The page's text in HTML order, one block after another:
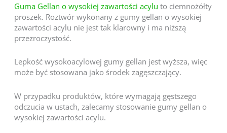
Guma Gellan o wysokiej zawartości acylu to ciemnożółty
proszek. Roztwór wykonany z gumy gellan o wysokiej
zawartości acylu nie jest tak klarowny i ma niższą
przezroczystość.
Lepkość wysokoacylowej gumy gellan jest wyższa, więc
może być stosowana jako środek zagęszczający.
W przypadku produktów, które wymagają gęstszego
odczucia w ustach, zalecamy stosowanie gumy gellan o
wysokiej zawartości acylu.